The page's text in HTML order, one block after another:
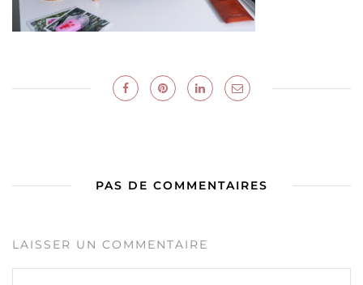
PAS DE COMMENTAIRES
LAISSER UN COMMENTAIRE